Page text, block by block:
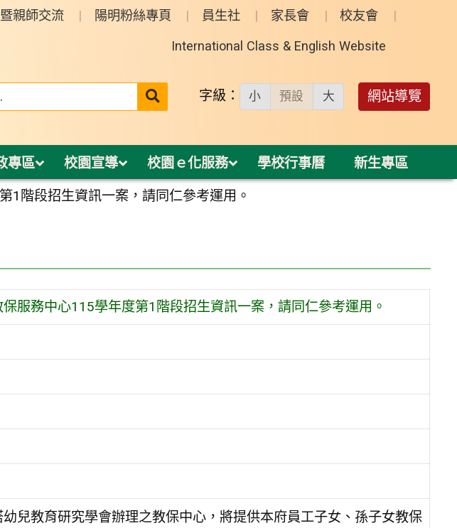
親師交流 陽明粉絲專頁 員生社 家長會 校友會
International Class & English Website
送出 字級： 小 預設 大 網站導覽
專區 校園宣導 校園ｅ化服務 學校行事曆 新生專區
1階段招生資訊一案，請同仁參考運用。
服務中心115學年度第1階段招生資訊一案，請同仁參考運用。
兒教育研究學會辦理之教保中心，將提供本府員工子女、孫子女教保